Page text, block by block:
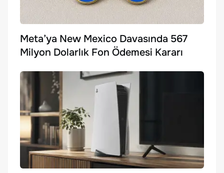
Meta’ya New Mexico Davasında 567
Milyon Dolarlık Fon Ödemesi Kararı